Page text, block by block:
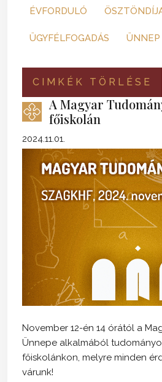
ÉVFORDULÓ
ÜGYFÉLFOGADÁS ÜNNEP
CIMKÉK TÖRLÉSE
A Magyar
főiskolán
2024.11.01.
November 12-én 14 órától a
Ünnepe alkalmából
főiskolánkon, melyre minden
várunk!